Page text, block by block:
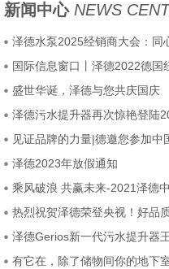
新闻中心 NEWS
盛世华诞，泽德与您共庆国庆
泽德2023年放假通知